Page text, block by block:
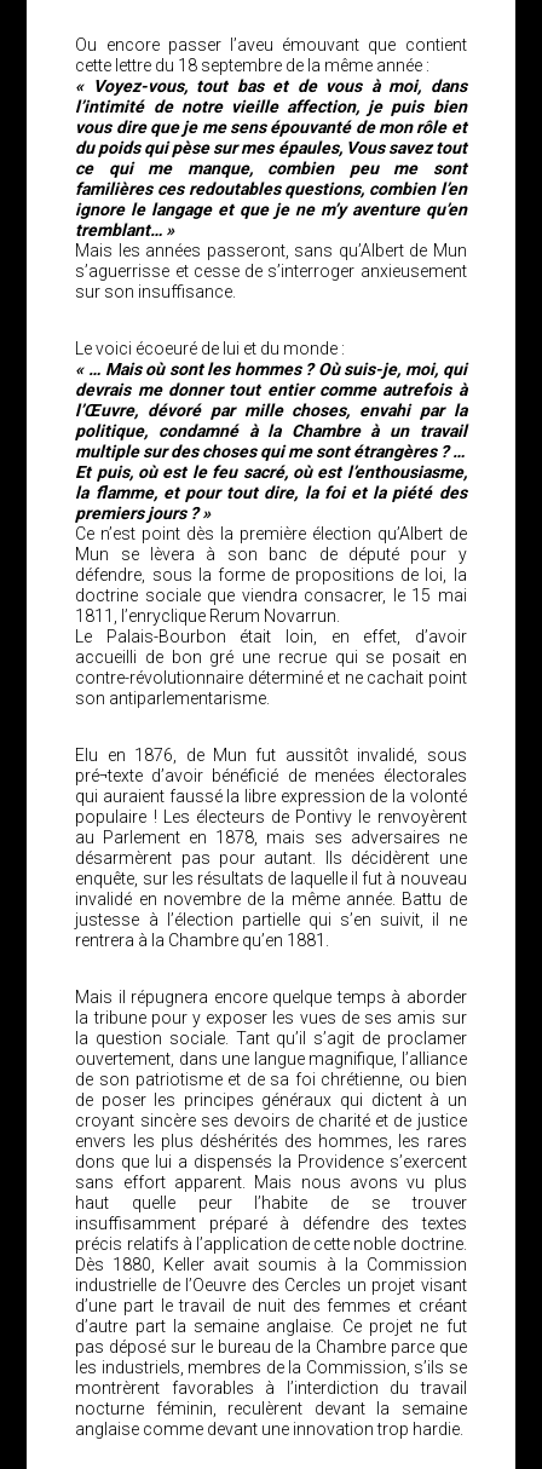
Ou encore passer l’aveu émouvant que contient
cette lettre du 18 septembre de la même année :
« Voyez-vous, tout bas et de vous à moi, dans
l’intimité de notre vieille affection, je puis bien
vous dire que je me sens épouvanté de mon rôle et
du poids qui pèse sur mes épaules, Vous savez tout
ce qui me manque, combien peu me sont
familières ces redoutables questions, combien l’en
ignore le langage et que je ne m’y aventure qu’en
tremblant… »
Mais les années passeront, sans qu’Albert de Mun
s’aguerrisse et cesse de s’interroger anxieusement
sur son insuffisance.
Le voici écoeuré de lui et du monde :
« … Mais où sont les hommes ? Où suis-je, moi, qui
devrais me donner tout entier comme autrefois à
l’Œuvre, dévoré par mille choses, envahi par la
politique, condamné à la Chambre à un travail
multiple sur des choses qui me sont étrangères ? …
Et puis, où est le feu sacré, où est l’enthousiasme,
la flamme, et pour tout dire, la foi et la piété des
premiers jours ? »
Ce n’est point dès la première élection qu’Albert de
Mun se lèvera à son banc de député pour y
défendre, sous la forme de propositions de loi, la
doctrine sociale que viendra consacrer, le 15 mai
1811, l’enryclique Rerum Novarrun.
Le Palais-Bourbon était loin, en effet, d’avoir
accueilli de bon gré une recrue qui se posait en
contre-révolutionnaire déterminé et ne cachait point
son antiparlementarisme.
Elu en 1876, de Mun fut aussitôt invalidé, sous
pré¬texte d’avoir bénéficié de menées électorales
qui auraient faussé la libre expression de la volonté
populaire ! Les électeurs de Pontivy le renvoyèrent
au Parlement en 1878, mais ses adversaires ne
désarmèrent pas pour autant. Ils décidèrent une
enquête, sur les résultats de laquelle il fut à nouveau
invalidé en novembre de la même année. Battu de
justesse à l’élection partielle qui s’en suivit, il ne
rentrera à la Chambre qu’en 1881.
Mais il répugnera encore quelque temps à aborder
la tribune pour y exposer les vues de ses amis sur
la question sociale. Tant qu’il s’agit de proclamer
ouvertement, dans une langue magnifique, l’alliance
de son patriotisme et de sa foi chrétienne, ou bien
de poser les principes généraux qui dictent à un
croyant sincère ses devoirs de charité et de justice
envers les plus déshérités des hommes, les rares
dons que lui a dispensés la Providence s’exercent
sans effort apparent. Mais nous avons vu plus
haut quelle peur l’habite de se trouver
insuffisamment préparé à défendre des textes
précis relatifs à l’application de cette noble doctrine.
Dès 1880, Keller avait soumis à la Commission
industrielle de l’Oeuvre des Cercles un projet visant
d’une part le travail de nuit des femmes et créant
d’autre part la semaine anglaise. Ce projet ne fut
pas déposé sur le bureau de la Chambre parce que
les industriels, membres de la Commission, s’ils se
montrèrent favorables à l’interdiction du travail
nocturne féminin, reculèrent devant la semaine
anglaise comme devant une innovation trop hardie.